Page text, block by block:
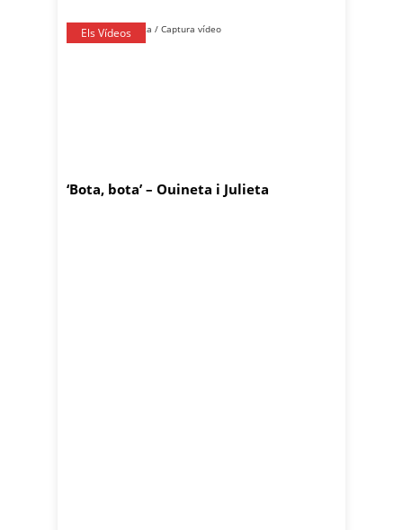
Els Vídeos
‘Bota, bota’ – Ouineta i Julieta